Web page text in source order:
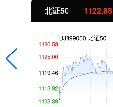
北证50 1122.88